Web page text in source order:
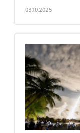
03.10.2025